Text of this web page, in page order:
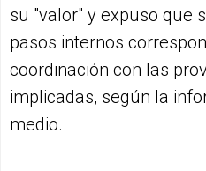
su "valor" y expuso que
pasos internos
coordinación con las
implicadas, según la
medio.